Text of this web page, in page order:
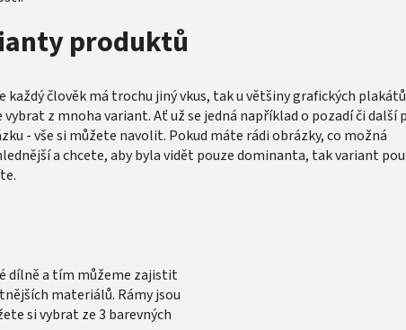
produktů
každý člověk má trochu jiný vkus, tak u většiny grafických
vybrat z mnoha variant. Ať už se jedná například o pozadí či další
- vše si můžete navolit. Pokud máte rádi obrázky, co možná
a chcete, aby byla vidět pouze dominanta, tak variant
dílně a tím můžeme zajistit
materiálů. Rámy jsou
si vybrat ze 3 barevných